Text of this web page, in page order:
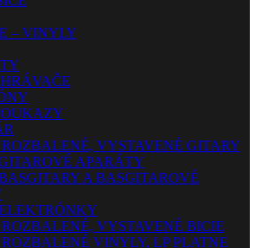
– VINYLY
VYSTAVENÉ GITARY
APARÁTY
A BASGITAROVÉ
VYSTAVENÉ BICIE
VINYLY, LP PLATNE